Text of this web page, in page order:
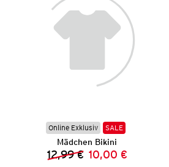
Online Exklusiv SALE
Mädchen Bikini
Vorheriger Preis:
12,99 € Neuer Preis:
10,00 €